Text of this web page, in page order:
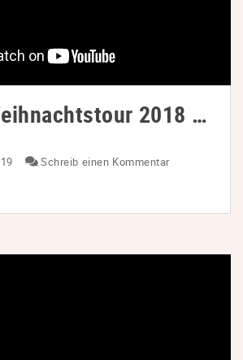
2018 …
Schreib einen Kommentar